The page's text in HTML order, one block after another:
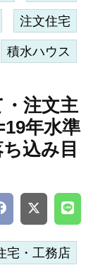
注文住宅
積水ハウス
・注文主
年水準
込み目
宅・工務店